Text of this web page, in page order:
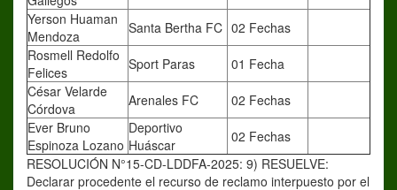
Yerson Huaman
Mendoza
Santa Bertha FC 02 Fechas
Rosmell Redolfo
Felices
Sport Paras
01 Fecha
César Velarde
Córdova
Arenales FC
02 Fechas
Ever Bruno
Espinoza Lozano
Deportivo
Huáscar
02 Fechas
RESOLUCIÓN N°15-CD-LDDFA-2025: 9) RESUELVE:
Declarar procedente el recurso de reclamo interpuesto por el